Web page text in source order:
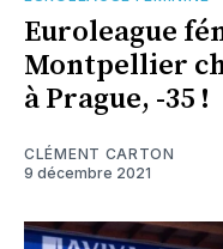
Euroleague
Montpellier
à Prague, -35 !
CLÉMENT CARTON
9 décembre 2021